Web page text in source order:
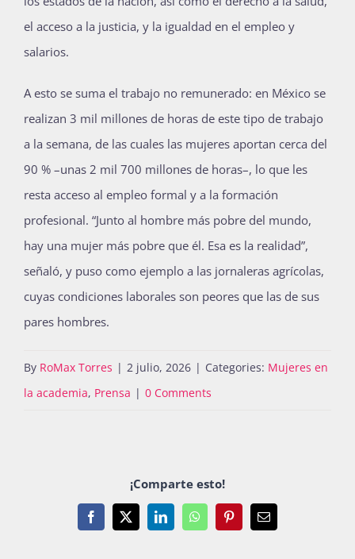
el acceso a la justicia, y la igualdad en el empleo y
salarios.
A esto se suma el trabajo no remunerado: en México se
realizan 3 mil millones de horas de este tipo de trabajo
a la semana, de las cuales las mujeres aportan cerca del
90 % –unas 2 mil 700 millones de horas–, lo que les
resta acceso al empleo formal y a la formación
profesional. “Junto al hombre más pobre del mundo,
hay una mujer más pobre que él. Esa es la realidad”,
señaló, y puso como ejemplo a las jornaleras agrícolas,
cuyas condiciones laborales son peores que las de sus
pares hombres.
By RoMax Torres | 2 julio, 2026 | Categories: Mujeres en
la academia, Prensa | 0 Comments
¡Comparte esto!
Facebook
X LinkedInWhatsAppPinterestEmail